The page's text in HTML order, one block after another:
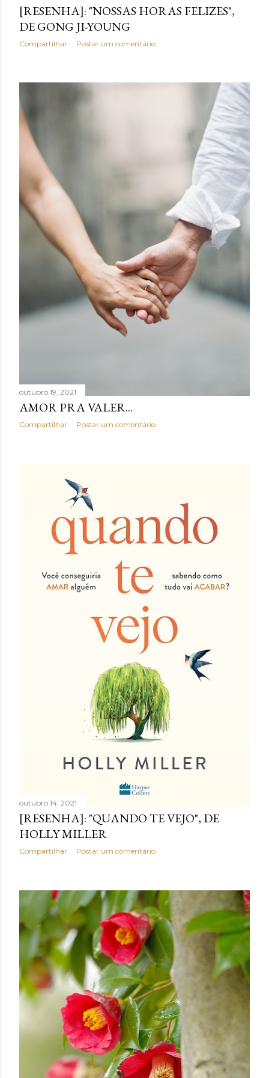
[RESENHA]: "NOSSAS HORAS FELIZES",
DE GONG JI-YOUNG
Compartilhar Postar um comentário
outubro 19, 2021
AMOR PRA VALER...
Compartilhar Postar um comentário
outubro 14, 2021
[RESENHA]: "QUANDO TE VEJO", DE
HOLLY MILLER
Compartilhar Postar um comentário